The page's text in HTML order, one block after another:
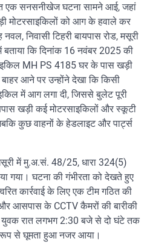
एक सनसनीखेज घटना सामने आई, जहां
मोटरसाइकिलों को आग के हवाले कर
निवासी टिहरी बायपास रोड, मसूरी
बताया कि दिनांक 16 नवंबर 2025 की
MH PS 4185 घर के पास खड़ी
आने पर उन्होंने देखा कि किसी
में आग लगा दी, जिससे बुलेट पूरी
खड़ी कई मोटरसाइकिलों और स्कूटी
कुछ वाहनों के हेडलाइट और पार्ट्स
में मु.अ.सं. 48/25, धारा 324(5)
गया। घटना की गंभीरता को देखते हुए
कार्रवाई के लिए एक टीम गठित की
आसपास के CCTV कैमरों की बारीकी
रात लगभग 2:30 बजे से दो घंटे तक
से घूमता हुआ नजर आया।